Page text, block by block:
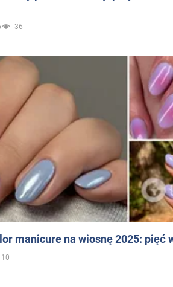
36
manicure na wiosnę 2025: pięć
10